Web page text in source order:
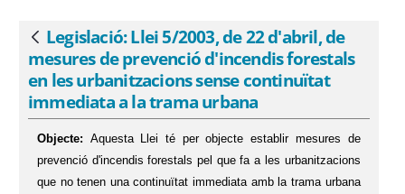
Vés enrere
Legislació: Llei 5/2003, de 22 d'abril, de
mesures de prevenció d'incendis forestals
en les urbanitzacions sense continuïtat
immediata a la trama urbana
Objecte: Aquesta Llei té per objecte establir mesures de
prevenció d'incendis forestals pel que fa a les urbanitzacions
que no tenen una continuïtat immediata amb la trama urbana